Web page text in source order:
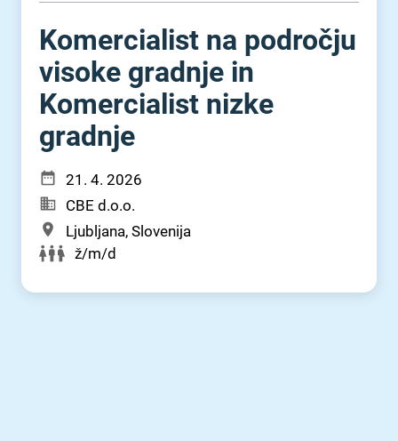
Komercialist na področju
visoke gradnje in
Komercialist nizke
gradnje
21. 4. 2026
CBE d.o.o.
Ljubljana, Slovenija
ž/m/d